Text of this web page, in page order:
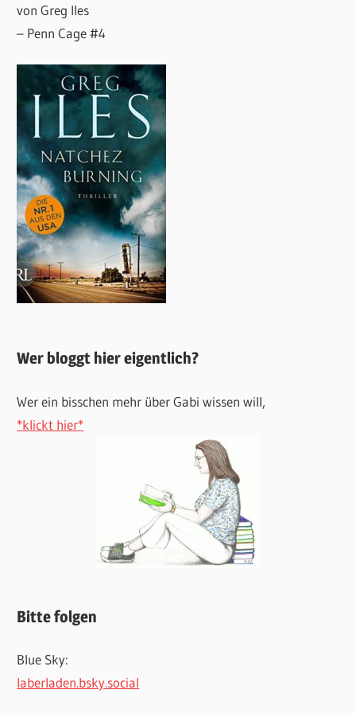
von Greg Iles
– Penn Cage #4
Wer bloggt hier eigentlich?
Wer ein bisschen mehr über Gabi wissen will,
*klickt hier*
Bitte folgen
Blue Sky:
laberladen.bsky.social